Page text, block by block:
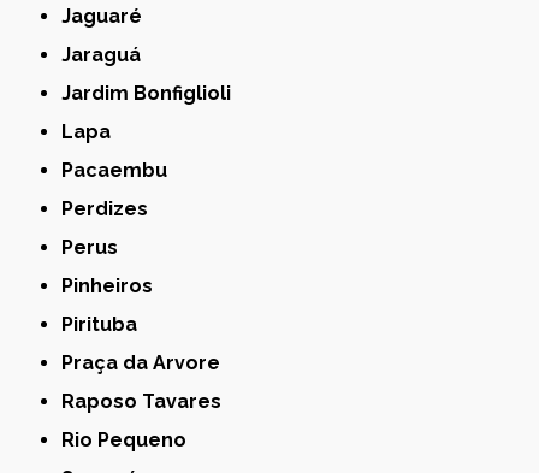
Jaguaré
Jaraguá
Jardim Bonfiglioli
Lapa
Pacaembu
Perdizes
Perus
Pinheiros
Pirituba
Praça da Arvore
Raposo Tavares
Rio Pequeno